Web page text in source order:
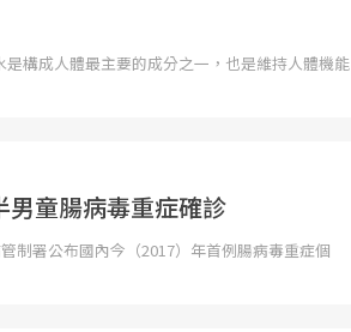
構成人體最主要的成分之一，也是維持人體機能
童腸病毒重症確診
制署公布國內今（2017）年首例腸病毒重症個